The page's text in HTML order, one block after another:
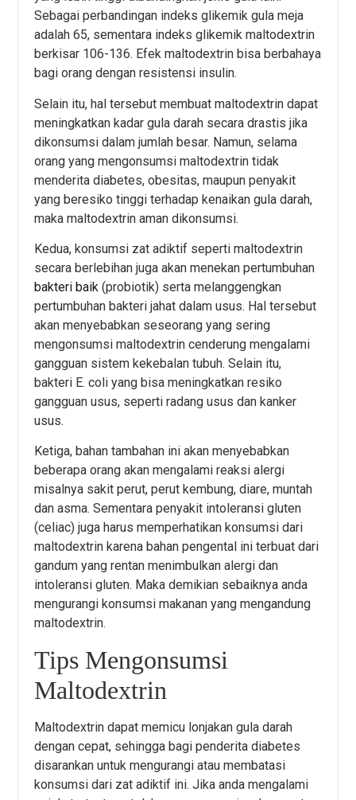
Sebagai perbandingan indeks glikemik gula meja
adalah 65, sementara indeks glikemik maltodextrin
berkisar 106-136. Efek maltodextrin bisa berbahaya
bagi orang dengan resistensi insulin.
Selain itu, hal tersebut membuat maltodextrin dapat
meningkatkan kadar gula darah secara drastis jika
dikonsumsi dalam jumlah besar. Namun, selama
orang yang mengonsumsi maltodextrin tidak
menderita diabetes, obesitas, maupun penyakit
yang beresiko tinggi terhadap kenaikan gula darah,
maka maltodextrin aman dikonsumsi.
Kedua, konsumsi zat adiktif seperti maltodextrin
secara berlebihan juga akan menekan pertumbuhan
bakteri baik (probiotik) serta melanggengkan
pertumbuhan bakteri jahat dalam usus. Hal tersebut
akan menyebabkan seseorang yang sering
mengonsumsi maltodextrin cenderung mengalami
gangguan sistem kekebalan tubuh. Selain itu,
bakteri E. coli yang bisa meningkatkan resiko
gangguan usus, seperti radang usus dan kanker
usus.
Ketiga, bahan tambahan ini akan menyebabkan
beberapa orang akan mengalami reaksi alergi
misalnya sakit perut, perut kembung, diare, muntah
dan asma. Sementara penyakit intoleransi gluten
(celiac) juga harus memperhatikan konsumsi dari
maltodextrin karena bahan pengental ini terbuat dari
gandum yang rentan menimbulkan alergi dan
intoleransi gluten. Maka demikian sebaiknya anda
mengurangi konsumsi makanan yang mengandung
maltodextrin.
Tips Mengonsumsi
Maltodextrin
Maltodextrin dapat memicu lonjakan gula darah
dengan cepat, sehingga bagi penderita diabetes
disarankan untuk mengurangi atau membatasi
konsumsi dari zat adiktif ini. Jika anda mengalami